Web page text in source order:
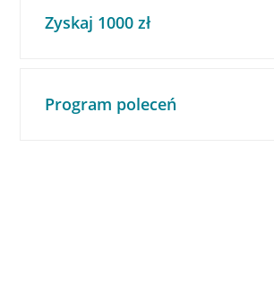
Zyskaj 1000 zł
Program poleceń